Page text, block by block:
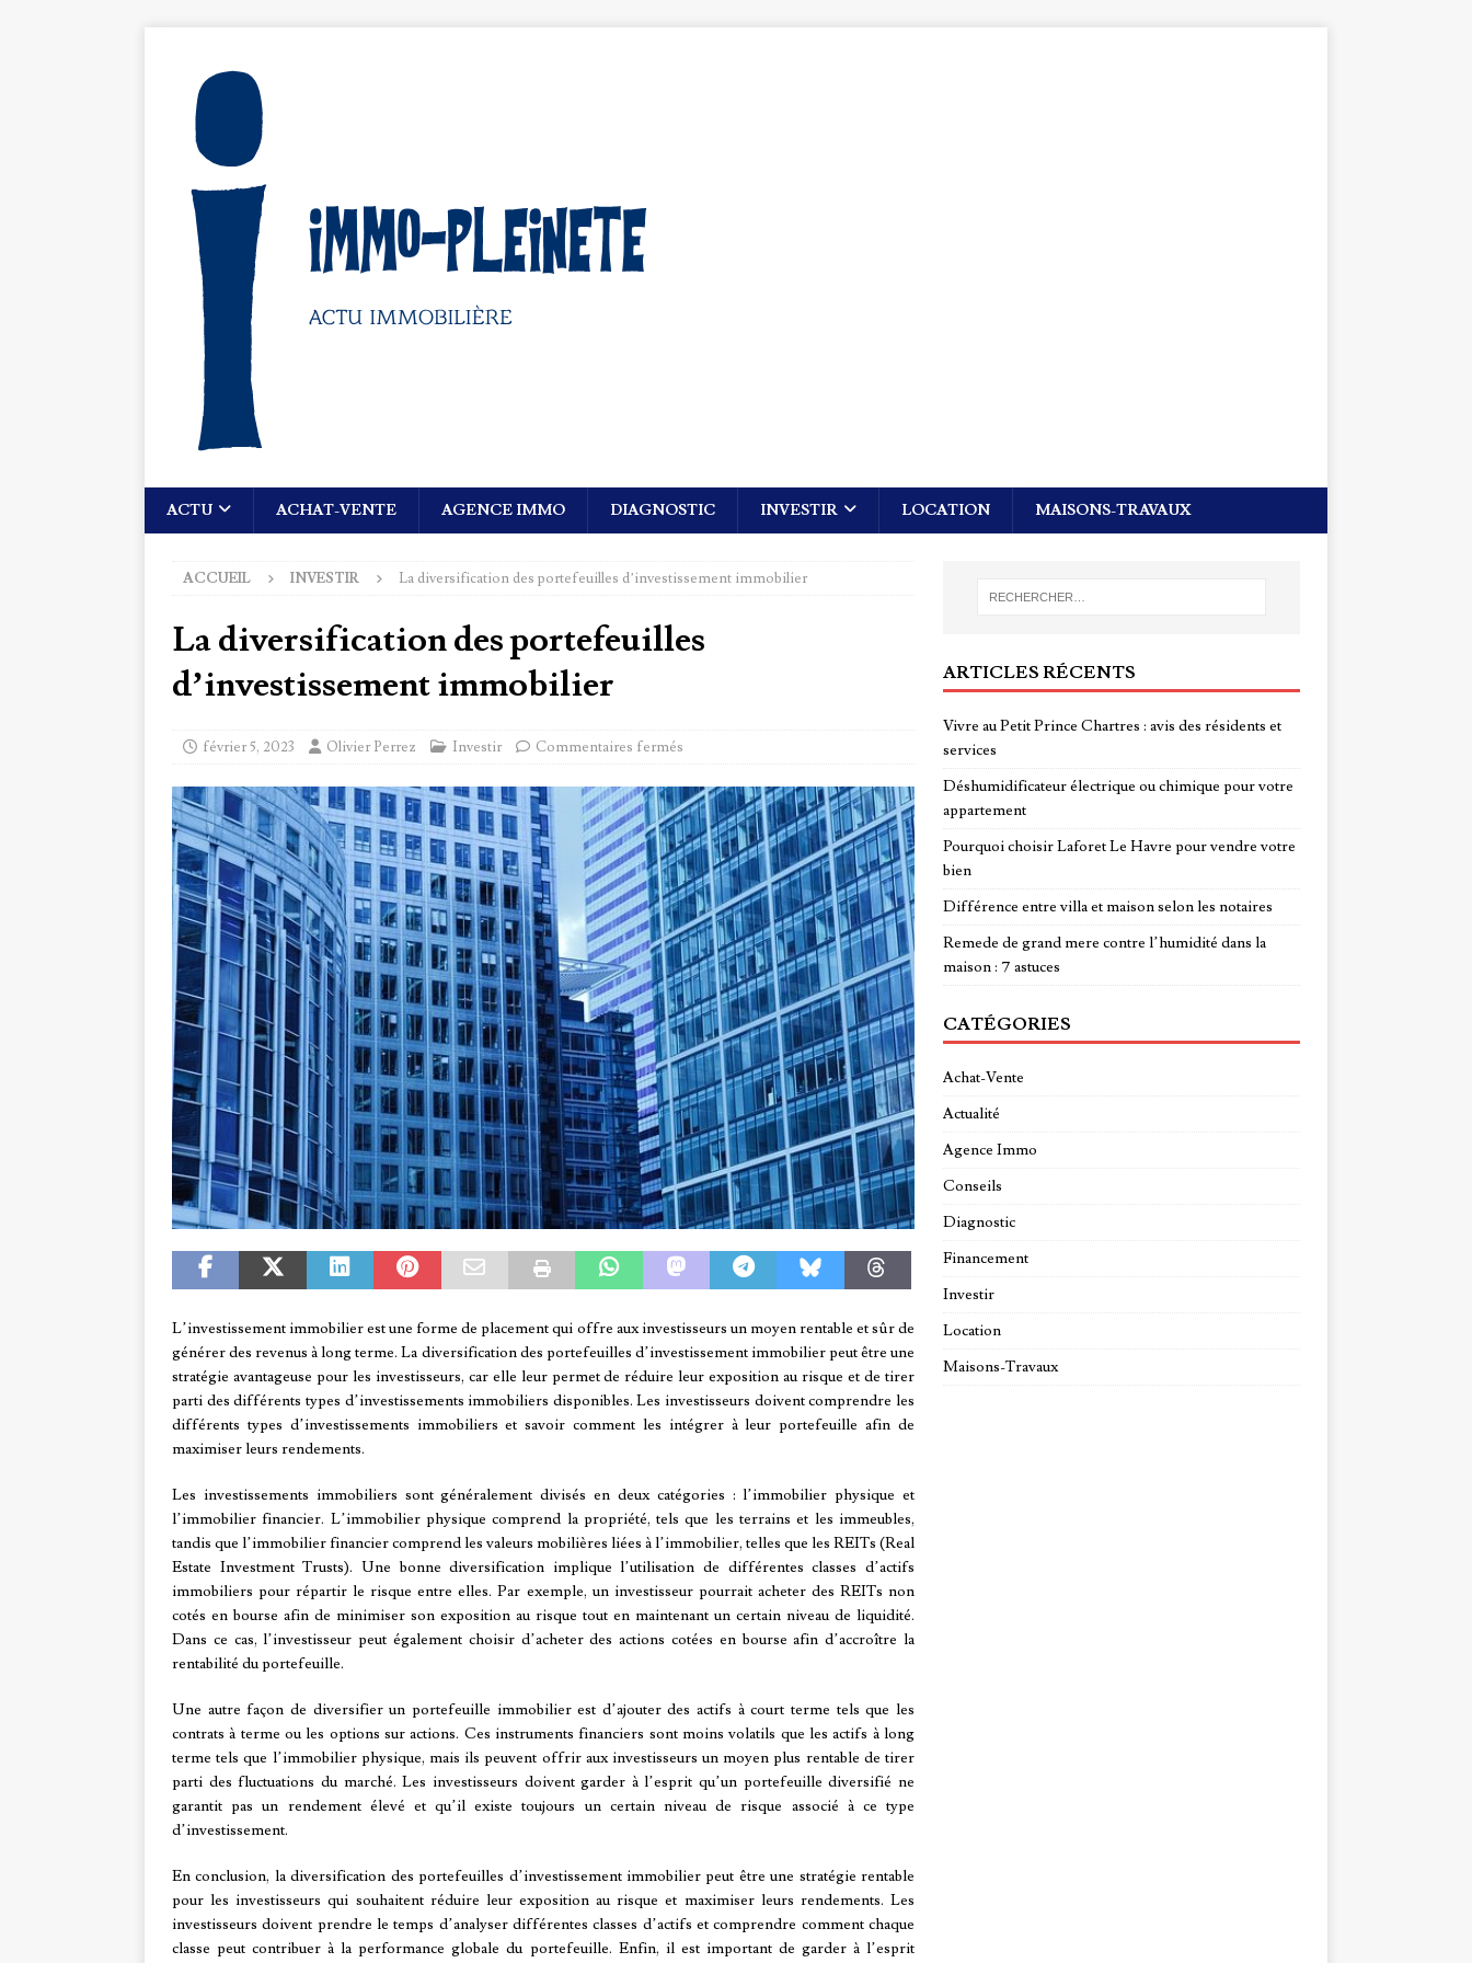
ACTU ACHAT-VENTE AGENCE IMMO DIAGNOSTIC INVESTIR LOCATION MAISONS-TRAVAUX
ACCUEIL INVESTIR La diversification des portefeuilles d’investissement immobilier
La diversification des portefeuilles
d’investissement immobilier
février 5, 2023 Olivier Perrez Investir Commentaires fermés
L’investissement immobilier est une forme de placement qui offre aux investisseurs un moyen rentable et sûr de
générer des revenus à long terme. La diversification des portefeuilles d’investissement immobilier peut être une
stratégie avantageuse pour les investisseurs, car elle leur permet de réduire leur exposition au risque et de tirer
parti des différents types d’investissements immobiliers disponibles. Les investisseurs doivent comprendre les
différents types d’investissements immobiliers et savoir comment les intégrer à leur portefeuille afin de
maximiser leurs rendements.
Les investissements immobiliers sont généralement divisés en deux catégories : l’immobilier physique et
l’immobilier financier. L’immobilier physique comprend la propriété, tels que les terrains et les immeubles,
tandis que l’immobilier financier comprend les valeurs mobilières liées à l’immobilier, telles que les REITs (Real
Estate Investment Trusts). Une bonne diversification implique l’utilisation de différentes classes d’actifs
immobiliers pour répartir le risque entre elles. Par exemple, un investisseur pourrait acheter des REITs non
cotés en bourse afin de minimiser son exposition au risque tout en maintenant un certain niveau de liquidité.
Dans ce cas, l’investisseur peut également choisir d’acheter des actions cotées en bourse afin d’accroître la
rentabilité du portefeuille.
Une autre façon de diversifier un portefeuille immobilier est d’ajouter des actifs à court terme tels que les
contrats à terme ou les options sur actions. Ces instruments financiers sont moins volatils que les actifs à long
terme tels que l’immobilier physique, mais ils peuvent offrir aux investisseurs un moyen plus rentable de tirer
parti des fluctuations du marché. Les investisseurs doivent garder à l’esprit qu’un portefeuille diversifié ne
garantit pas un rendement élevé et qu’il existe toujours un certain niveau de risque associé à ce type
d’investissement.
En conclusion, la diversification des portefeuilles d’investissement immobilier peut être une stratégie rentable
pour les investisseurs qui souhaitent réduire leur exposition au risque et maximiser leurs rendements. Les
investisseurs doivent prendre le temps d’analyser différentes classes d’actifs et comprendre comment chaque
classe peut contribuer à la performance globale du portefeuille. Enfin, il est important de garder à l’esprit
ARTICLES RÉCENTS
Vivre au Petit Prince Chartres : avis des résidents et
services
Déshumidificateur électrique ou chimique pour votre
appartement
Pourquoi choisir Laforet Le Havre pour vendre votre
bien
Différence entre villa et maison selon les notaires
Remede de grand mere contre l’humidité dans la
maison : 7 astuces
CATÉGORIES
Achat-Vente
Actualité
Agence Immo
Conseils
Diagnostic
Financement
Investir
Location
Maisons-Travaux